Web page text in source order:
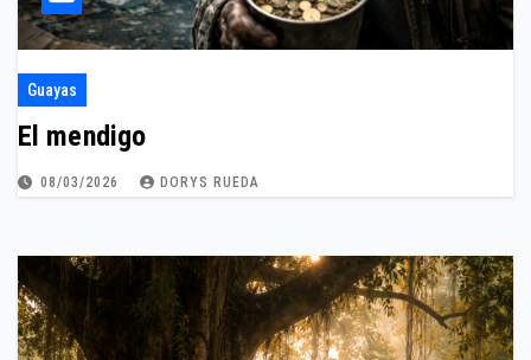
Guayas
El mendigo
08/03/2026 DORYS RUEDA